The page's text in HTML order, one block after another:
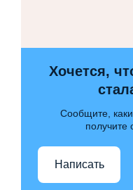
Хочется,
Сообщите,
получите
Написать